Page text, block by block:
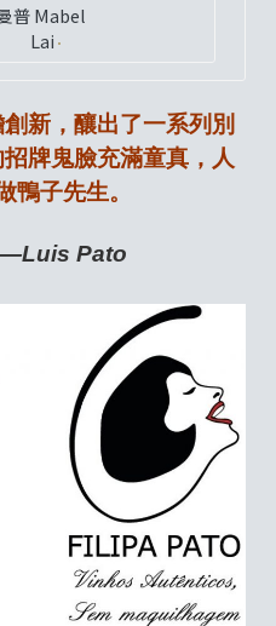
普 Mabel
Lai
新，釀出了一系列別
牌鬼臉充滿童真，人
鴨子先生。
Pato